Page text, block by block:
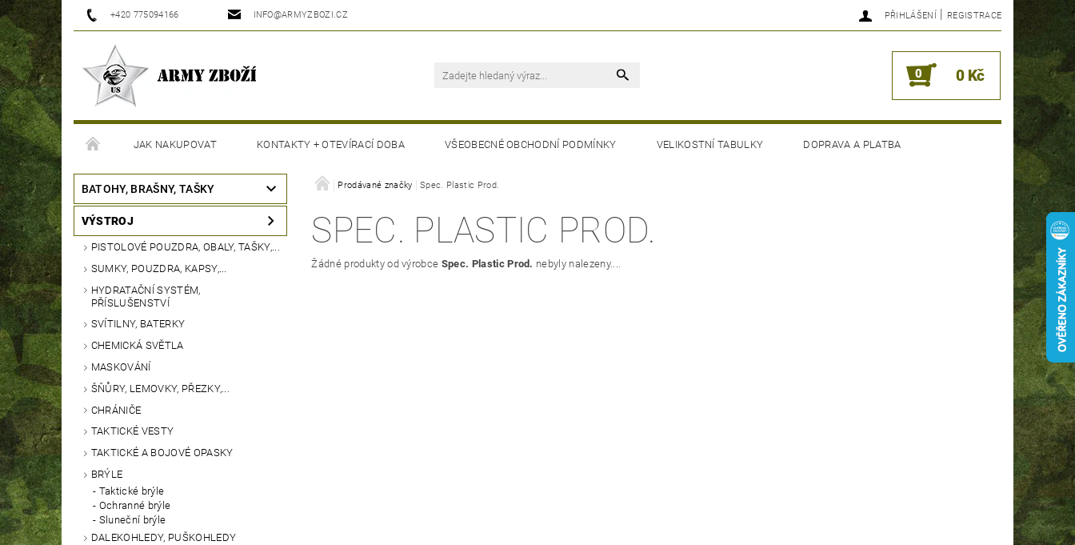
+420 775094166 INFO@ARMYZBOZI.CZ PŘIHLÁŠENÍ | REGISTRACE
0 0 Kč
JAK NAKUPOVAT KONTAKTY + OTEVÍRACÍ DOBA VŠEOBECNÉ OBCHODNÍ PODMÍNKY VELIKOSTNÍ TABULKY DOPRAVA A PLATBA
MOJE OBJEDNÁVKA
BATOHY, BRAŠNY, TAŠKY
VÝSTROJ
PISTOLOVÉ POUZDRA, OBALY, TAŠKY,...
SUMKY, POUZDRA, KAPSY,...
HYDRATAČNÍ SYSTÉM,
PŘÍSLUŠENSTVÍ
SVÍTILNY, BATERKY
CHEMICKÁ SVĚTLA
MASKOVÁNÍ
ŠŇŮRY, LEMOVKY, PŘEZKY,...
CHRÁNIČE
TAKTICKÉ VESTY
TAKTICKÉ A BOJOVÉ OPASKY
BRÝLE
Taktické brýle
Ochranné brýle
Sluneční brýle
DALEKOHLEDY, PUŠKOHLEDY
Prodávané značky Spec. Plastic Prod.
SPEC. PLASTIC PROD.
Žádné produkty od výrobce Spec. Plastic Prod. nebyly nalezeny....